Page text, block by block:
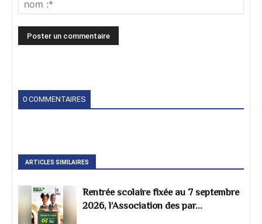
0 COMMENTAIRES
ARTICLES SIMILAIRES
Rentrée scolaire fixée au 7 septembre
2026, l’Association des par...